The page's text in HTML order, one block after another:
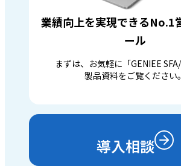
業績向上を実現できるNo.1
ール
まずは、お気軽に「GENIEE
製品資料をご覧ください。
導入相談